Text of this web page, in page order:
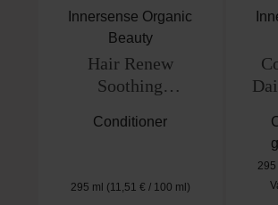
Innersense Organic
Beauty
Hair Renew
Soothing
Conditioner
295 ml (11,51 € / 100 ml)
295